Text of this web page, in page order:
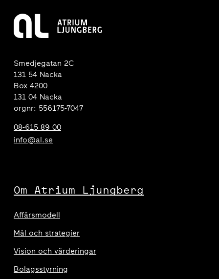
Smedjegatan 2C
131 54 Nacka
Box 4200
131 04 Nacka
orgnr: 556175-7047
08-615 89 00
info@al.se
Om Atrium Ljungberg
Affärsmodell
Mål och strategier
Vision och värderingar
Bolagsstyrning